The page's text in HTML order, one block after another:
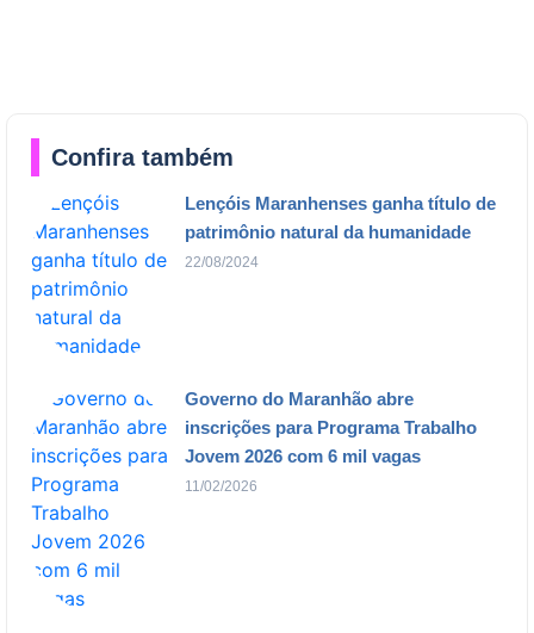
Confira também
Lençóis Maranhenses ganha título de
patrimônio natural da humanidade
22/08/2024
Governo do Maranhão abre
inscrições para Programa Trabalho
Jovem 2026 com 6 mil vagas
11/02/2026